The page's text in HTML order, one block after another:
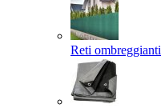
Reti ombreggianti